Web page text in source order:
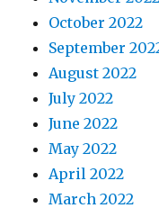
October 2022
September
August 2022
July 2022
June 2022
May 2022
April 2022
March 2022